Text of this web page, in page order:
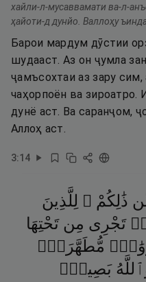
хайли-л-мусаввамати ва-л-
ҳайоти-д дунйо. Валлоҳу
Барои мардум дӯстии
шудааст. Аз он ҷумла
ҷамъсохтаи аз зару
чаҳорпоён ва зироатро.
дунё аст. Ва саранҷом,
Аллоҳ аст.
3:14
ذَٰلِكُمْ ۚ لِلَّذِينَ
تَجْرِى مِن تَحْتِهَا
مُّطَهَّرَةٌۭ
بَصِيرٌۢ